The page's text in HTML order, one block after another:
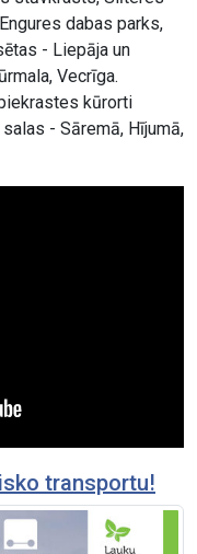
dabas parks,
- Liepāja un
Vecrīga.
kūrorti
- Sāremā, Hījumā,
transportu!